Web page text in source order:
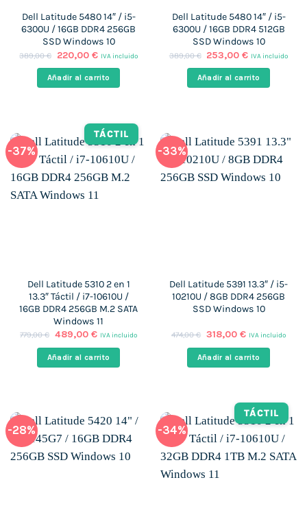
Dell Latitude 5480 14″ / i5-
6300U / 16GB DDR4 256GB
SSD Windows 10
389,00€
El
original
era:
220,00 €El
actual
es:
IVA incluido
Añadir al carrito
Dell Latitude 5480 14″ / i5-
6300U / 16GB DDR4 512GB
SSD Windows 10
389,00€ El
original
era:
253,00€El
actual
es:
IVA incluido
Añadir al carrito
-37%
TÁCTIL
Dell Latitude 5310 2 en 1
13.3″ Táctil / i7-10610U /
16GB DDR4 256GB M.2 SATA
Windows 11
779,00€ El
original
era:
489,00 €El
actual
es:
IVA incluido
Añadir al carrito
-33%
Dell Latitude 5391 13.3″ / i5-
10210U / 8GB DDR4 256GB
SSD Windows 10
474,00€ El
original
era:
318,00 €El
actual
es:
IVA incluido
Añadir al carrito
-28% -34%
TÁCTIL